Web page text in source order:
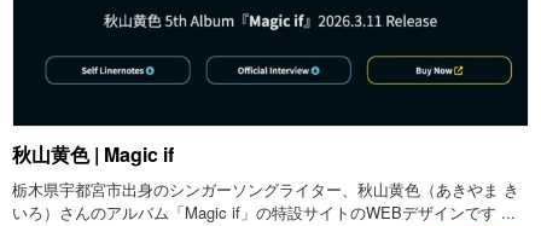
秋山黄色 | Magic if
栃木県宇都宮市出身のシンガーソングライター、秋山黄色（あきやま き
いろ）さんのアルバム「Magic if」の特設サイトのWEBデザインです ...